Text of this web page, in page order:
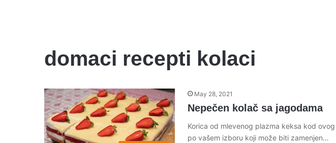
domaci recepti kolaci
May 28, 2021
Nepečen kolač sa jagodama
Korica od mlevenog plazma keksa kod
po vašem izboru koji može biti zamenjen…